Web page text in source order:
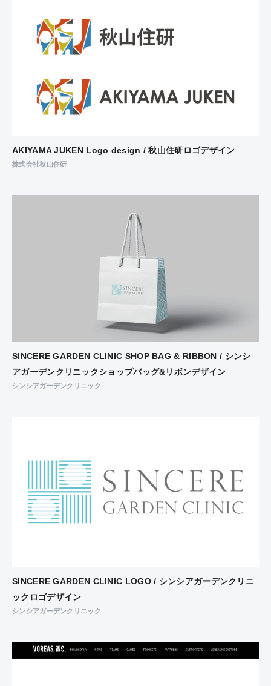
AKIYAMA JUKEN Logo design / 秋山住研ロゴデザイン
株式会社秋山住研
SINCERE GARDEN CLINIC SHOP BAG & RIBBON / シンシ
アガーデンクリニックショップバッグ&リボンデザイン
シンシアガーデンクリニック
SINCERE GARDEN CLINIC LOGO / シンシアガーデンクリニ
ックロゴデザイン
シンシアガーデンクリニック